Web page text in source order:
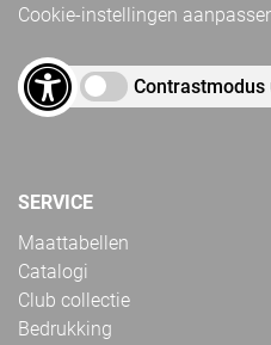
Cookie-instellingen
Contrastmodus
SERVICE
Maattabellen
Catalogi
Club collectie
Bedrukking